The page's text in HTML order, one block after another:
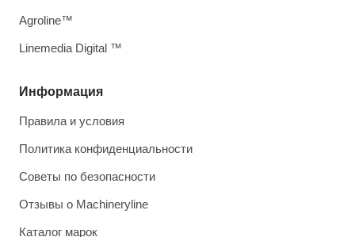
Информация
Правила и условия
Политика конфиденциальности
Советы по безопасности
Отзывы о Machineryline
Каталог марок
Agroline™
Linemedia Digital ™